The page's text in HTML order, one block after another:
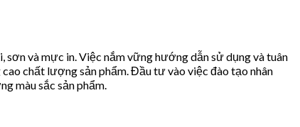
sơn và mực in. Việc nắm vững hướng dẫn sử dụng và tuân
chất lượng sản phẩm. Đầu tư vào việc đào tạo nhân
màu sắc sản phẩm.